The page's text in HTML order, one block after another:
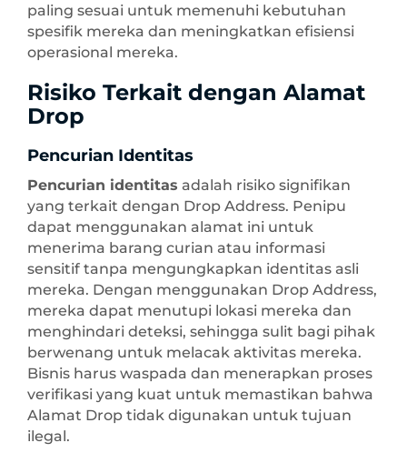
paling sesuai untuk memenuhi kebutuhan
spesifik mereka dan meningkatkan efisiensi
operasional mereka.
Risiko Terkait dengan Alamat
Drop
Pencurian Identitas
Pencurian identitas adalah risiko signifikan
yang terkait dengan Drop Address. Penipu
dapat menggunakan alamat ini untuk
menerima barang curian atau informasi
sensitif tanpa mengungkapkan identitas asli
mereka. Dengan menggunakan Drop Address,
mereka dapat menutupi lokasi mereka dan
menghindari deteksi, sehingga sulit bagi pihak
berwenang untuk melacak aktivitas mereka.
Bisnis harus waspada dan menerapkan proses
verifikasi yang kuat untuk memastikan bahwa
Alamat Drop tidak digunakan untuk tujuan
ilegal.